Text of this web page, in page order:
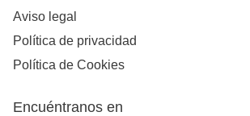
Aviso legal
Política de privacidad
Política de Cookies
Encuéntranos en